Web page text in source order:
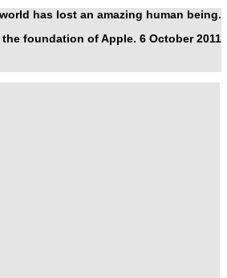
has lost an amazing human being.
foundation of Apple. 6 October 2011